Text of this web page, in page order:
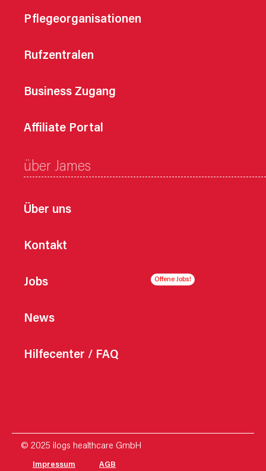
Pflegeorganisationen
Rufzentralen
Business Zugang
Affiliate Portal
über James
Über uns
Kontakt
Jobs
News
Hilfecenter / FAQ
© 2025 ilogs healthcare GmbH
Impressum AGB